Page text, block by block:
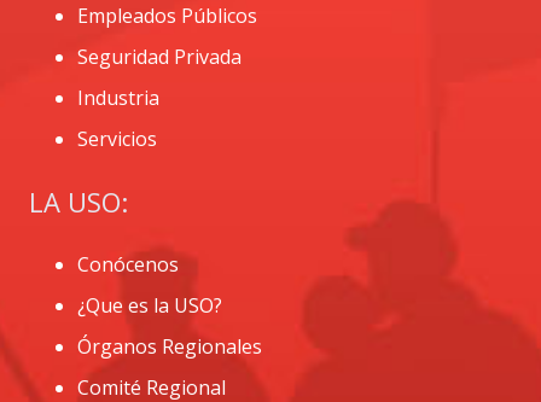
Empleados Públicos
Seguridad Privada
Industria
Servicios
LA USO:
Conócenos
¿Que es la USO?
Órganos Regionales
Comité Regional